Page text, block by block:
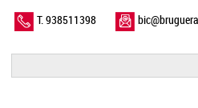
T. 938511398